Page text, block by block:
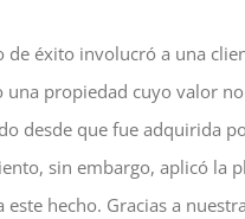
de éxito involucró a una
una propiedad cuyo valor
desde que fue adquirida
sin embargo, aplicó la
este hecho. Gracias a